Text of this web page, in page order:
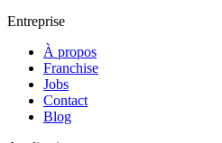
Entreprise
À propos
Franchise
Jobs
Contact
Blog